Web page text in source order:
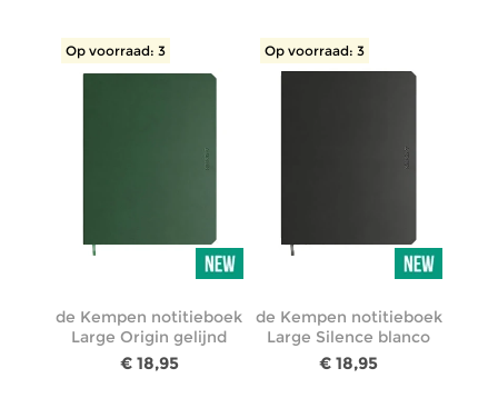
Op voorraad: 3
de Kempen notitieboek
Large Origin gelijnd
€ 18,95
Op voorraad: 3
de Kempen notitieboek
Large Silence blanco
€ 18,95